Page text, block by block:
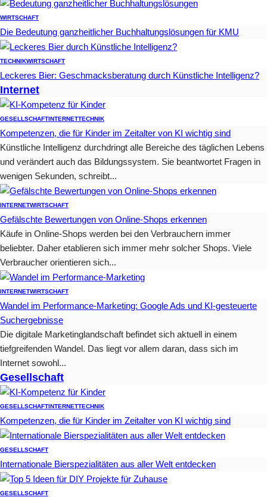
WIRTSCHAFT
Die Bedeutung ganzheitlicher Buchhaltungslösungen für KMU
TECHNIKWIRTSCHAFT
Leckeres Bier: Geschmacksberatung durch Künstliche Intelligenz?
Internet
GESELLSCHAFTINTERNETTECHNIK
Kompetenzen, die für Kinder im Zeitalter von KI wichtig sind
Künstliche Intelligenz durchdringt alle Bereiche des täglichen Lebens
und verändert auch das Bildungssystem. Sie beantwortet Fragen in
wenigen Sekunden, schreibt...
INTERNETWIRTSCHAFT
Gefälschte Bewertungen von Online-Shops erkennen
Käufe in Online-Shops werden bei den Verbrauchern immer
beliebter. Daher etablieren sich immer mehr solcher Shops. Viele
Verbraucher orientieren sich...
INTERNETWIRTSCHAFT
Wandel im Performance-Marketing: Google Ads und KI-gesteuerte
Suchergebnisse
Die digitale Marketinglandschaft befindet sich aktuell in einem
tiefgreifenden Wandel. Das liegt vor allem daran, dass sich im
Internet sowohl...
Gesellschaft
GESELLSCHAFTINTERNETTECHNIK
Kompetenzen, die für Kinder im Zeitalter von KI wichtig sind
GESELLSCHAFT
Internationale Bierspezialitäten aus aller Welt entdecken
GESELLSCHAFT